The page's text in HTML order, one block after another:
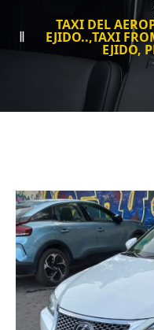
TAXI DEL
EJIDO..,TAXI
EJIDO,